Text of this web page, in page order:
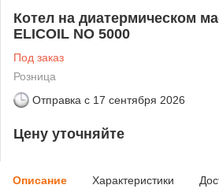
Котел на диатермическом
ELICOIL NO 5000
Под заказ
Розница
Отправка с 17 сентября 2026
Цену уточняйте
Описание Характеристики